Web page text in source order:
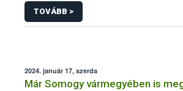
TOVÁBB >
2024. január 17, szerda
Már Somogy vármegyében is